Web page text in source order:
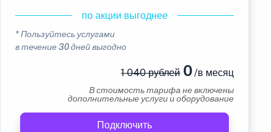
по акции выгоднее
* Пользуйтесь услугами
в течение 30 дней выгодно
1 040 рублей0/в месяц
В стоимость тарифа не включены
дополнительные услуги и оборудование
Подключить